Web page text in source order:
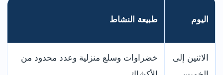
اليوم طبيعة النشاط
الاثنين إلى
خضراوات وسلع منزلية وعدد محدود من